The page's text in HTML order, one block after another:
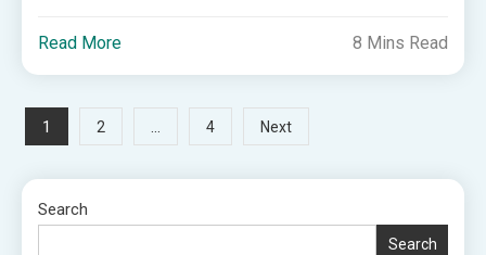
Read More 8 Mins Read
Posts
pagination
1 2 … 4 Next
Search
Search